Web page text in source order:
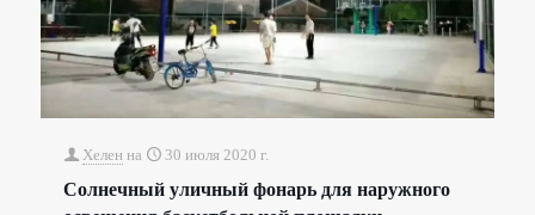
Хелен на 30 июля 2020 г.
Солнечный уличный фонарь для наружного